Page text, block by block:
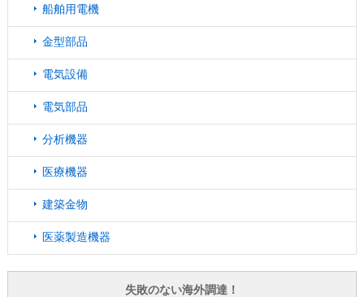
船舶用電機
金型部品
電気設備
電気部品
分析機器
医療機器
建築金物
医薬製造機器
失敗のない海外調達！